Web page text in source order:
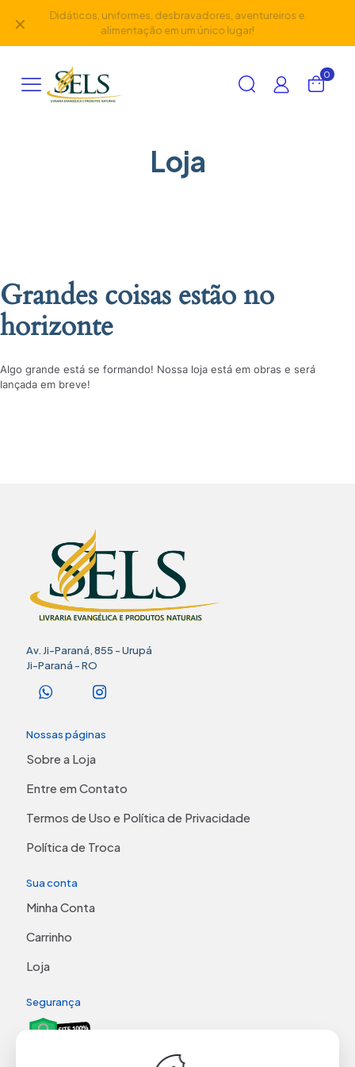
Didáticos, uniformes, desbravadores, aventureiros e
alimentação em um único lugar!
✕
0
Loja
Grandes coisas estão no
horizonte
Algo grande está se formando! Nossa loja está em obras e será
lançada em breve!
Av. Ji-Paraná, 855 - Urupá
Ji-Paraná - RO
Nossas páginas
Sobre a Loja
Entre em Contato
Termos de Uso e Política de Privacidade
Política de Troca
Sua conta
Minha Conta
Carrinho
Loja
Segurança